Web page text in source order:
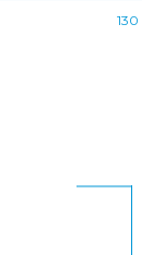
130